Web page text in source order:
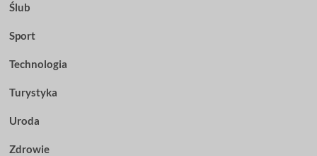
Ślub
Sport
Technologia
Turystyka
Uroda
Zdrowie